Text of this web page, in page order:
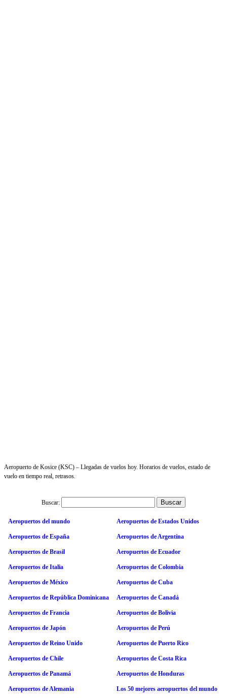
Aeropuerto de Kosice (KSC) – Llegadas de vuelos hoy. Horarios de vuelos, estado de
vuelo en tiempo real, retrasos.
Buscar:
Aeropuertos del mundo Aeropuertos de Estados Unidos
Aeropuertos de España Aeropuertos de Argentina
Aeropuertos de Brasil Aeropuertos de Ecuador
Aeropuertos de Italia Aeropuertos de Colombia
Aeropuertos de México Aeropuertos de Cuba
Aeropuertos de República Dominicana Aeropuertos de Canadá
Aeropuertos de Francia Aeropuertos de Bolivia
Aeropuertos de Japón Aeropuertos de Perú
Aeropuertos de Reino Unido Aeropuertos de Puerto Rico
Aeropuertos de Chile Aeropuertos de Costa Rica
Aeropuertos de Panamá Aeropuertos de Honduras
Aeropuertos de Alemania Los 50 mejores aeropuertos del mundo